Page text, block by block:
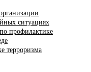
ситуациях
профилактике
терроризма